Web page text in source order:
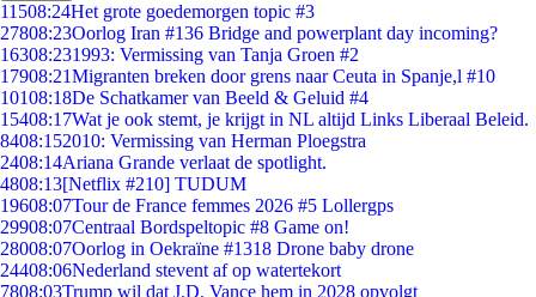
11508:24Het grote goedemorgen topic #3
27808:23Oorlog Iran #136 Bridge and powerplant day incoming?
16308:231993: Vermissing van Tanja Groen #2
17908:21Migranten breken door grens naar Ceuta in Spanje,l #10
10108:18De Schatkamer van Beeld & Geluid #4
15408:17Wat je ook stemt, je krijgt in NL altijd Links Liberaal Beleid.
8408:152010: Vermissing van Herman Ploegstra
2408:14Ariana Grande verlaat de spotlight.
4808:13[Netflix #210] TUDUM
19608:07Tour de France femmes 2026 #5 Lollergps
29908:07Centraal Bordspeltopic #8 Game on!
28008:07Oorlog in Oekraïne #1318 Drone baby drone
24408:06Nederland stevent af op watertekort
7808:03Trump wil dat J.D. Vance hem in 2028 opvolgt